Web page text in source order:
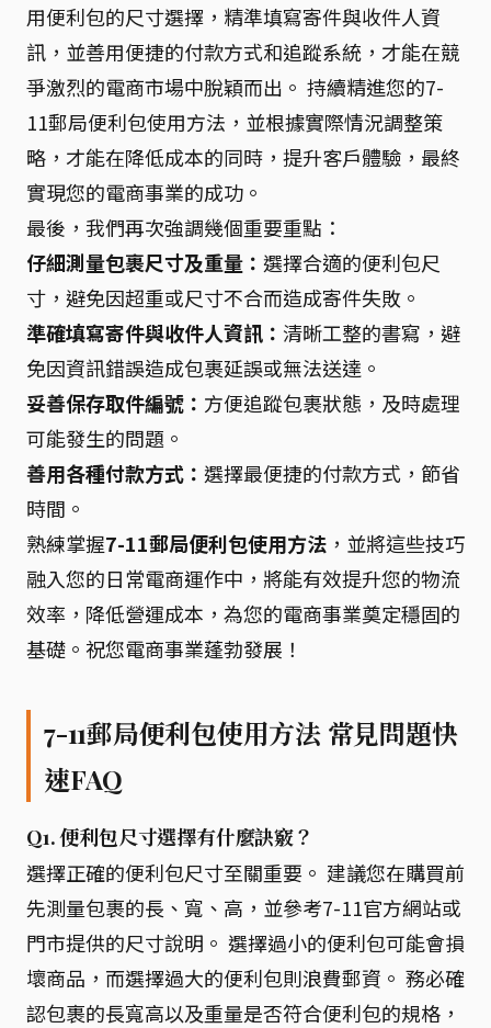
用便利包的尺寸選擇，精準填寫寄件與收件人資
訊，並善用便捷的付款方式和追蹤系統，才能在競
爭激烈的電商市場中脫穎而出。 持續精進您的7-
11郵局便利包使用方法，並根據實際情況調整策
略，才能在降低成本的同時，提升客戶體驗，最終
實現您的電商事業的成功。
最後，我們再次強調幾個重要重點：
仔細測量包裹尺寸及重量： 選擇合適的便利包尺
寸，避免因超重或尺寸不合而造成寄件失敗。
準確填寫寄件與收件人資訊： 清晰工整的書寫，避
免因資訊錯誤造成包裹延誤或無法送達。
妥善保存取件編號： 方便追蹤包裹狀態，及時處理
可能發生的問題。
善用各種付款方式： 選擇最便捷的付款方式，節省
時間。
熟練掌握7-11郵局便利包使用方法 ，並將這些技巧
融入您的日常電商運作中，將能有效提升您的物流
效率，降低營運成本，為您的電商事業奠定穩固的
基礎。祝您電商事業蓬勃發展！
7-11郵局便利包使用方法 常見問題快
速FAQ
Q1. 便利包尺寸選擇有什麼訣竅？
選擇正確的便利包尺寸至關重要。 建議您在購買前
先測量包裹的長、寬、高，並參考7-11官方網站或
門市提供的尺寸說明。 選擇過小的便利包可能會損
壞商品，而選擇過大的便利包則浪費郵資。 務必確
認包裹的長寬高以及重量是否符合便利包的規格，